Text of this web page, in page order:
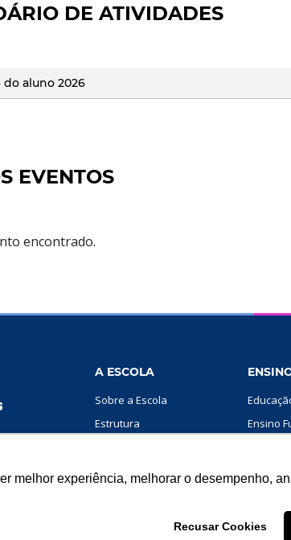
melhor experiência, melhorar o desempenho,
Recusar Cookies
DE ATIVIDADES
do aluno 2026
EVENTOS
encontrado.
A ESCOLA
Sobre a Escola
Estrutura
Rede SMIC
Ensino